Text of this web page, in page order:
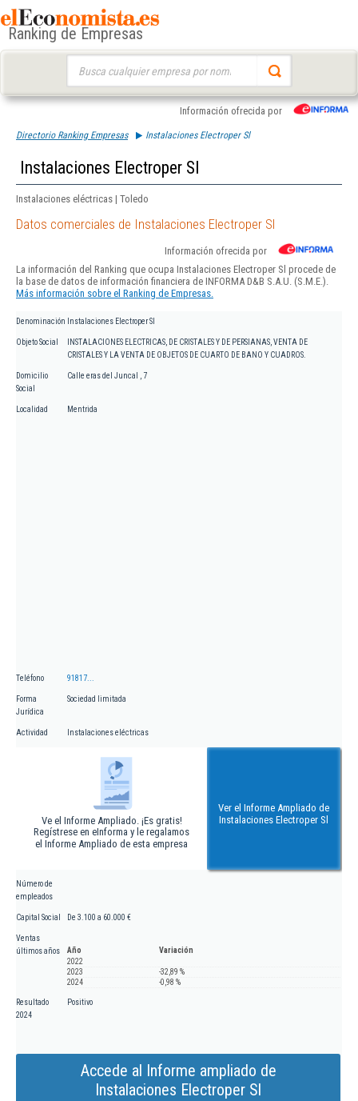
Ranking de Empresas
Información ofrecida por
Directorio Ranking Empresas Instalaciones Electroper Sl
Instalaciones Electroper Sl
Instalaciones eléctricas | Toledo
Datos comerciales de Instalaciones Electroper Sl
Información ofrecida por
La información del Ranking que ocupa Instalaciones Electroper Sl procede de
la base de datos de información financiera de INFORMA D&B S.A.U. (S.M.E.).
Más información sobre el Ranking de Empresas.
Denominación Instalaciones Electroper Sl
Objeto Social
INSTALACIONES ELECTRICAS, DE CRISTALES Y DE PERSIANAS, VENTA DE
CRISTALES Y LA VENTA DE OBJETOS DE CUARTO DE BANO Y CUADROS.
Domicilio
Social
Calle eras del Juncal , 7
Localidad Mentrida
Teléfono 91817...
Forma
Jurídica
Sociedad limitada
Actividad Instalaciones eléctricas
Ve el Informe Ampliado. ¡Es gratis!
Regístrese en eInforma y le regalamos
el Informe Ampliado de esta empresa
Ver el Informe Ampliado de
Instalaciones Electroper Sl
Número de
empleados
Capital Social De 3.100 a 60.000 €
Ventas
últimos años
Año
Variación
2022
2023
-32,89 %
2024
-0,98 %
Resultado
2024
Positivo
Accede al Informe ampliado de
Instalaciones Electroper Sl